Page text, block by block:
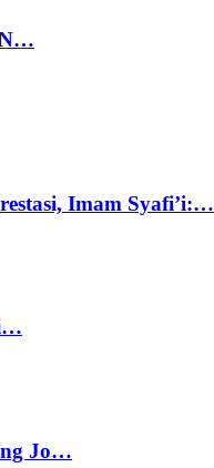
Imam Syafi’i:…
Jo…